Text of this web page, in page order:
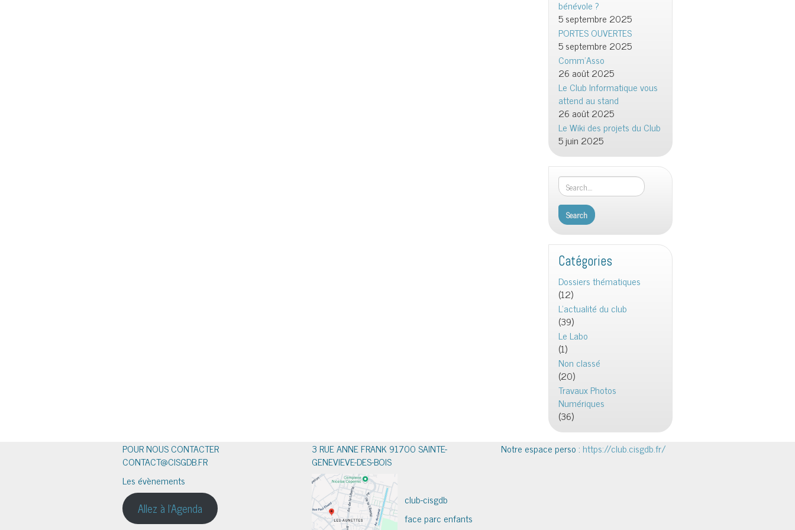
bénévole ?
5 septembre 2025
PORTES OUVERTES
5 septembre 2025
Comm’Asso
26 août 2025
Le Club Informatique vous
attend au stand
26 août 2025
Le Wiki des projets du Club
5 juin 2025
Catégories
Dossiers thématiques
(12)
L'actualité du club
(39)
Le Labo
(1)
Non classé
(20)
Travaux Photos
Numériques
(36)
POUR NOUS CONTACTER
CONTACT@CISGDB.FR
Les évènements
Allez à l'Agenda
3 RUE ANNE FRANK 91700 SAINTE-
GENEVIEVE-DES-BOIS
club-cisgdb
face parc enfants
Notre espace perso : https://club.cisgdb.fr/